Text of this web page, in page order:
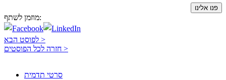
פנו אלינו
מוזמן לשתף:
לפוסט הבא >
חזרה לכל הפוסטים >
סרטי תדמית